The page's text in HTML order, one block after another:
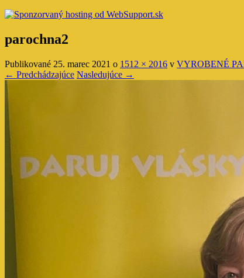
parochna2
Publikované 25. marec 2021 o 1512 × 2016 v VYROBENÉ
← Predchádzajúce Nasledujúce →